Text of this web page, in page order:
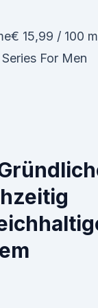
15,99 / 100
For Men